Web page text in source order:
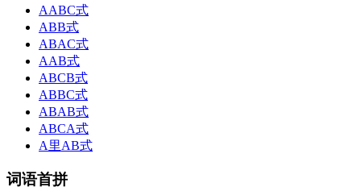
AABC式
ABB式
ABAC式
AAB式
ABCB式
ABBC式
ABAB式
ABCA式
A里AB式
词语首拼